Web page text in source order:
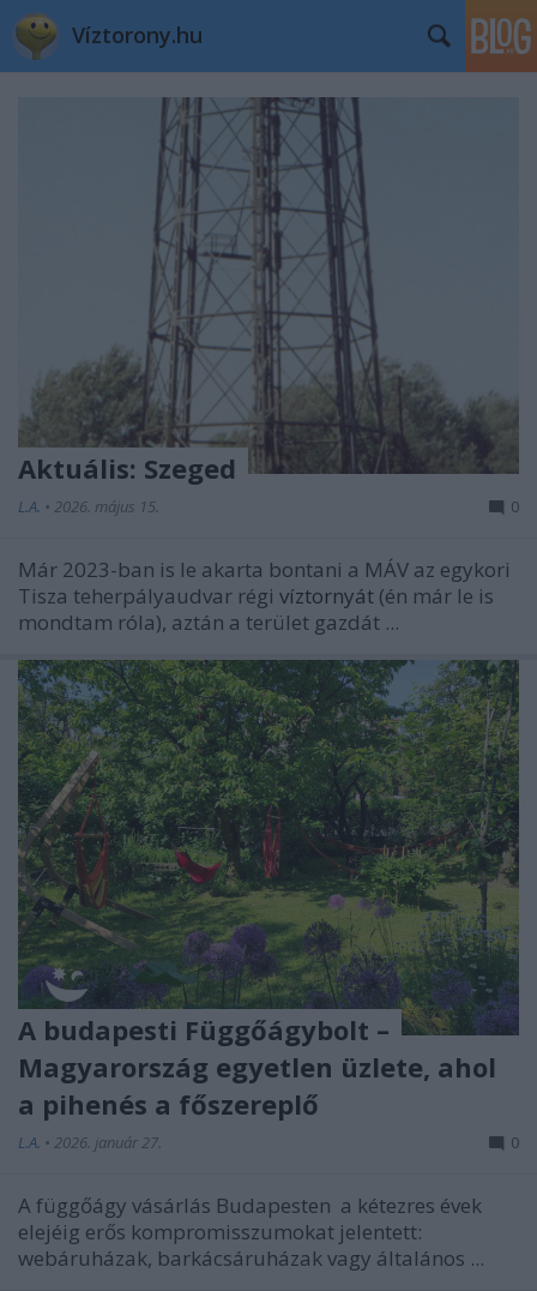
Víztorony.hu
Aktuális: Szeged
L.A. • 2026. május 15. 0
Már 2023-ban is le akarta bontani a MÁV az egykori
Tisza teherpályaudvar régi víztornyát (én már le is
mondtam róla), aztán a terület gazdát ...
A budapesti Függőágybolt –
Magyarország egyetlen üzlete, ahol
a pihenés a főszereplő
L.A. • 2026. január 27. 0
Afüggőágy vásárlás Budapesten a kétezres évek
elejéig erős kompromisszumokat jelentett:
webáruházak, barkácsáruházak vagy általános ...